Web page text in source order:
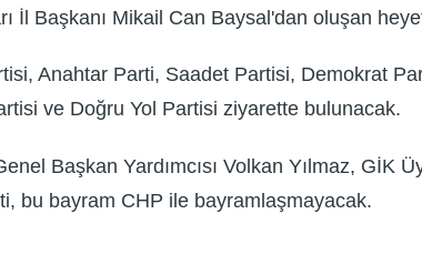
İl Başkanı Mikail Can Baysal'dan oluşan
Anahtar Parti, Saadet Partisi, Demokrat
ve Doğru Yol Partisi ziyarette bulunacak.
Başkan Yardımcısı Volkan Yılmaz, GİK
bu bayram CHP ile bayramlaşmayacak.